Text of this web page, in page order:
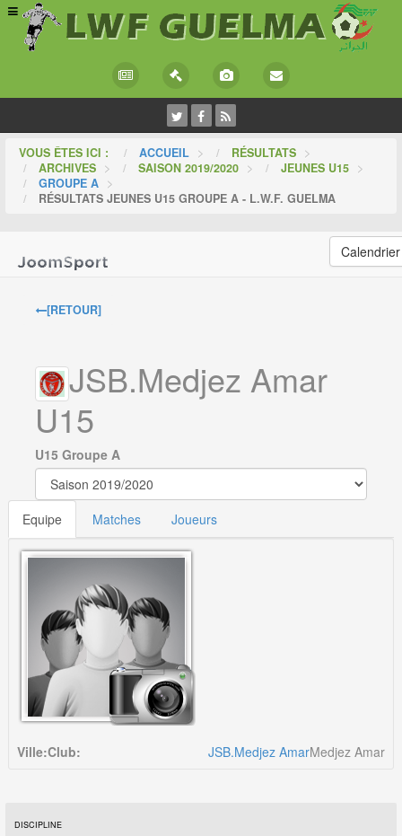
VOUS ÊTES ICI : ACCUEIL > RÉSULTATS >
ARCHIVES > SAISON 2019/2020 > JEUNES U15 >
GROUPE A >
RÉSULTATS JEUNES U15 GROUPE A - L.W.F. GUELMA
Calendrier
[RETOUR]
JSB.Medjez Amar
U15
U15 Groupe A
Equipe Matches Joueurs
Ville: Medjez Amar
Club: JSB.Medjez Amar
DISCIPLINE